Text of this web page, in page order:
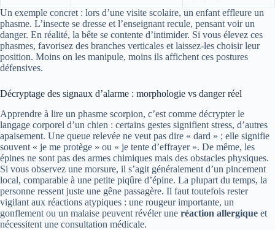
Un exemple concret : lors d’une visite scolaire, un enfant effleure un
phasme. L’insecte se dresse et l’enseignant recule, pensant voir un
danger. En réalité, la bête se contente d’intimider. Si vous élevez ces
phasmes, favorisez des branches verticales et laissez-les choisir leur
position. Moins on les manipule, moins ils affichent ces postures
défensives.
Décryptage des signaux d’alarme : morphologie vs danger réel
Apprendre à lire un phasme scorpion, c’est comme décrypter le
langage corporel d’un chien : certains gestes signifient stress, d’autres
apaisement. Une queue relevée ne veut pas dire « dard » ; elle signifie
souvent « je me protège » ou « je tente d’effrayer ». De même, les
épines ne sont pas des armes chimiques mais des obstacles physiques.
Si vous observez une morsure, il s’agit généralement d’un pincement
local, comparable à une petite piqûre d’épine. La plupart du temps, la
personne ressent juste une gêne passagère. Il faut toutefois rester
vigilant aux réactions atypiques : une rougeur importante, un
gonflement ou un malaise peuvent révéler une réaction allergique et
nécessitent une consultation médicale.